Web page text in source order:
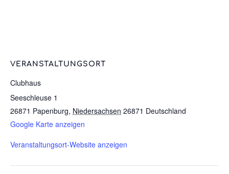
VERANSTALTUNGSORT
Clubhaus
Seeschleuse 1
26871 Papenburg, Niedersachsen 26871 Deutschland
Google Karte anzeigen
Veranstaltungsort-Website anzeigen